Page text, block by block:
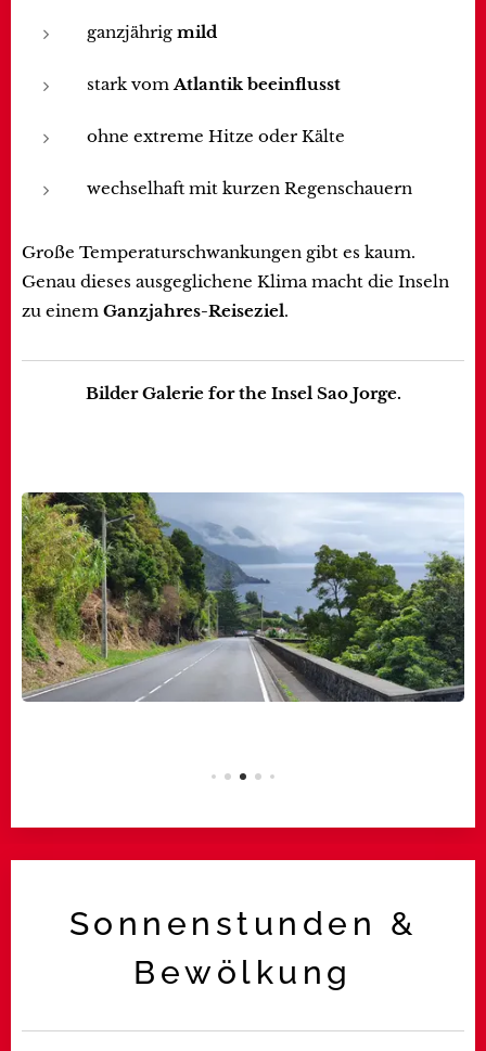
ganzjährig mild
stark vomAtlantik beeinflusst
ohne extreme Hitze oder Kälte
wechselhaft mit kurzen Regenschauern
Große Temperaturschwankungen gibt es kaum.
Genau dieses ausgeglichene Klima macht die Inseln
zu einem Ganzjahres-Reiseziel.
Bilder Galerie for the Insel Sao Jorge.
Sonnenstunden &
Bewölkung